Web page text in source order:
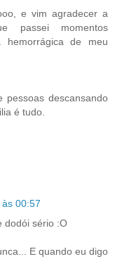
e vim agradecer a
passei momentos
de meu
pessoas descansando
é tudo.
00:57
dodói sério :O
E quando eu digo